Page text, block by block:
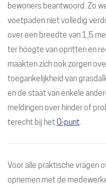
bewoners beantwoord. Zo
voetpaden niet volledig
over een breedte van 1,5
ter hoogte van opritten en
maakten zich ook zorgen
toegankelijkheid van
en de staat van enkele
meldingen over hinder of
terecht bij het O-punt
Voor alle praktische vragen
opnemen met de